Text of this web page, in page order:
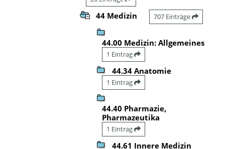
44 Medizin 707 Einträge
44.00 Medizin: Allgemeines
1 Eintrag
44.34 Anatomie
1 Eintrag
44.40 Pharmazie,
Pharmazeutika
1 Eintrag
44.61 Innere Medizin